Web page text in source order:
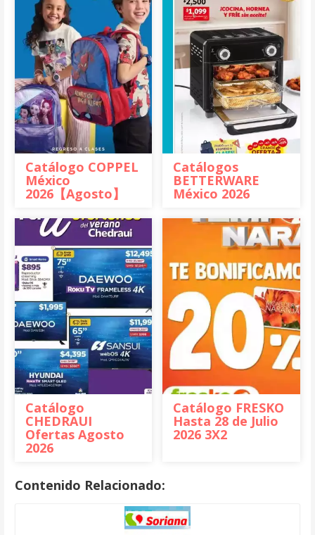
Catálogo COPPEL
México
2026【Agosto】
Catálogos
BETTERWARE
México 2026
Catálogo
CHEDRAUI
Ofertas Agosto
2026
Catálogo FRESKO
Hasta 28 de Julio
2026 3X2
Contenido Relacionado: